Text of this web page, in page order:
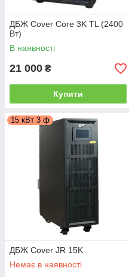
ДБЖ Cover Core 3K TL (2400
Вт)
В наявності
21 000 ₴
Купити
15 кВт 3 ф
ДБЖ Cover JR 15K
Немає в наявності